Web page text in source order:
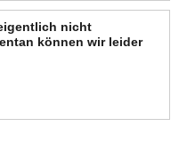
nicht
können wir leider